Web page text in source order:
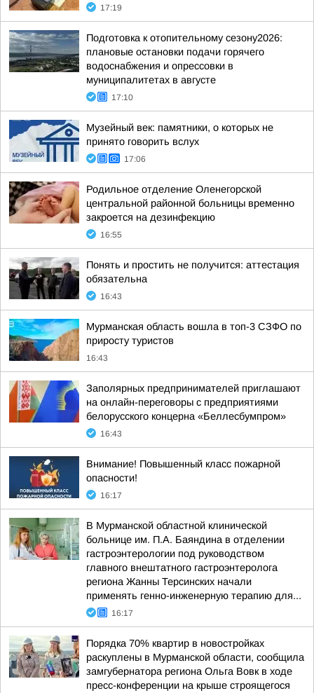
17:19
Подготовка к отопительному сезону2026:
плановые остановки подачи горячего
водоснабжения и опрессовки в
муниципалитетах в августе
17:10
Музейный век: памятники, о которых не
принято говорить вслух
17:06
Родильное отделение Оленегорской
центральной районной больницы временно
закроется на дезинфекцию
16:55
Понять и простить не получится: аттестация
обязательна
16:43
Мурманская область вошла в топ-3 СЗФО по
приросту туристов
16:43
Заполярных предпринимателей приглашают
на онлайн-переговоры с предприятиями
белорусского концерна «Беллесбумпром»
16:43
Внимание! Повышенный класс пожарной
опасности!
16:17
В Мурманской областной клинической
больнице им. П.А. Баяндина в отделении
гастроэнтерологии под руководством
главного внештатного гастроэнтеролога
региона Жанны Терсинских начали
применять генно-инженерную терапию для...
16:17
Порядка 70% квартир в новостройках
раскуплены в Мурманской области, сообщила
замгубернатора региона Ольга Вовк в ходе
пресс-конференции на крыше строящегося